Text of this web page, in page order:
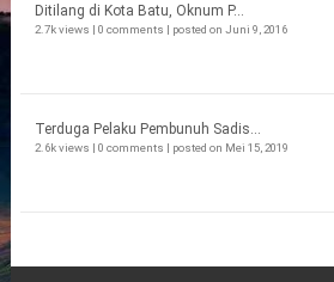
Ditilang di Kota Batu, Oknum P...
2.7k views 0 comments posted on Juni 9, 2016
Terduga Pelaku Pembunuh Sadis...
2.6k views | 0 comments | posted on Mei 15, 2019